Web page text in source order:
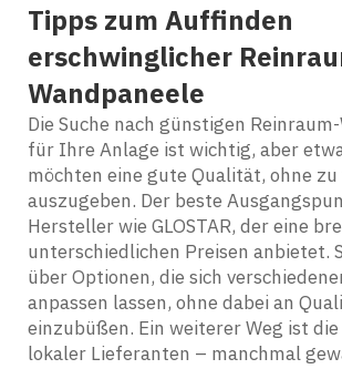
Tipps zum Auffinden
erschwinglicher
Wandpaneele
Die Suche nach günstigen
für Ihre Anlage ist wichtig, aber
möchten eine gute Qualität, ohne zu
auszugeben. Der beste
Hersteller wie GLOSTAR, der eine
unterschiedlichen Preisen anbietet.
über Optionen, die sich
anpassen lassen, ohne dabei an
einzubüßen. Ein weiterer Weg ist
lokaler Lieferanten – manchmal